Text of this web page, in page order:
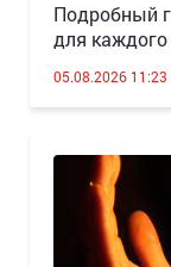
Подробный
для каждого
05.08.2026 11:23